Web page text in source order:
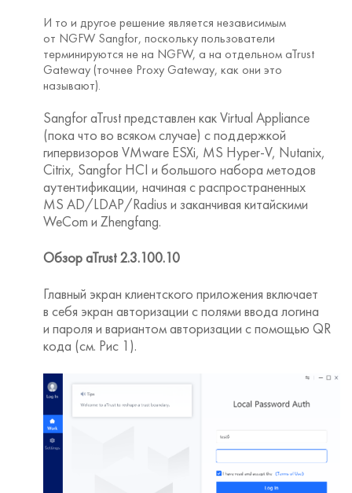
И то и другое решение является независимым
от NGFW Sangfor, поскольку пользователи
терминируются не на NGFW, а на отдельном aTrust
Gateway (точнее Proxy Gateway, как они это
называют).
Sangfor aTrust представлен как Virtual Appliance
(пока что во всяком случае) с поддержкой
гипервизоров VMware ESXi, MS Hyper-V, Nutanix,
Citrix, Sangfor HCI и большого набора методов
аутентификации, начиная с распространенных
MS AD/LDAP/Radius и заканчивая китайскими
WeCom и Zhengfang.
Обзор aTrust 2.3.100.10
Главный экран клиентского приложения включает
в себя экран авторизации с полями ввода логина
и пароля и вариантом авторизации с помощью QR
кода (см. Рис 1).